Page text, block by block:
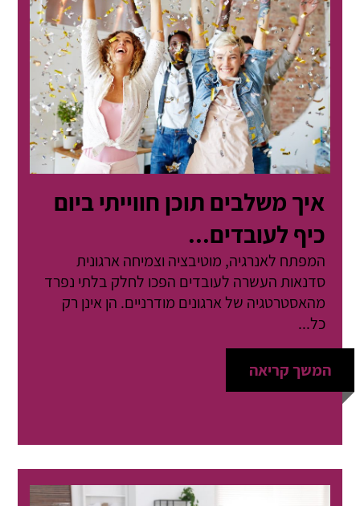
איך משלבים תוכן חווייתי ביום
כיף לעובדים...
המפתח לאנרגיה, מוטיבציה וצמיחה ארגונית
סדנאות העשרה לעובדים הפכו לחלק בלתי נפרד
מהאסטרטגיה של ארגונים מודרניים. הן אינן רק
כל...
המשך קריאה